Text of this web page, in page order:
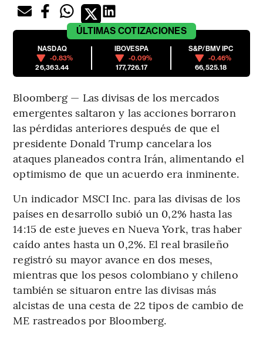
ÚLTIMAS COTIZACIONES
NASDAQ
-0.83%
26,363.44
IBOVESPA
-0.09%
177,726.17
S&P/BMV IPC
-0.46%
66,525.18
Bloomberg — Las divisas de los mercados
emergentes saltaron y las acciones borraron
las pérdidas anteriores después de que el
presidente Donald Trump cancelara los
ataques planeados contra Irán, alimentando el
optimismo de que un acuerdo era inminente.
Un indicador MSCI Inc. para las divisas de los
países en desarrollo subió un 0,2% hasta las
14:15 de este jueves en Nueva York, tras haber
caído antes hasta un 0,2%. El real brasileño
registró su mayor avance en dos meses,
mientras que los pesos colombiano y chileno
también se situaron entre las divisas más
alcistas de una cesta de 22 tipos de cambio de
ME rastreados por Bloomberg.